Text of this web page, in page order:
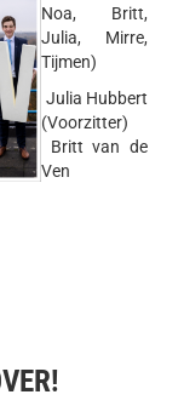
Noa, Britt,
Julia, Mirre,
Tijmen)
Julia Hubbert
(Voorzitter)
Britt van de
Ven